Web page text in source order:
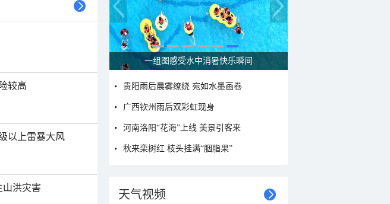
较高
以上雷暴大风
山洪灾害
一组图感受水中消暑快乐瞬间
贵阳雨后晨雾缭绕 宛如水墨画卷
广西钦州雨后双彩虹现身
河南洛阳“花海”上线 美景引客来
秋来栾树红 枝头挂满“胭脂果”
天气视频